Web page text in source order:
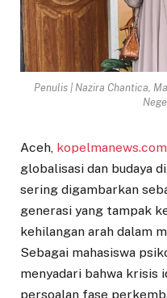
Penulis | Nazira Chantica,
Aceh, kopelmanews.com
globalisasi dan budaya
sering digambarkan
generasi yang tampak
kehilangan arah dalam
Sebagai mahasiswa
menyadari bahwa krisis
persoalan fase